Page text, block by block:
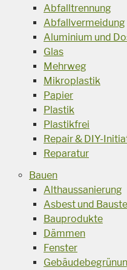
Abfalltrennung
Abfallvermeidung
Aluminium und
Glas
Mehrweg
Mikroplastik
Papier
Plastik
Plastikfrei
Repair & DIY-
Reparatur
Bauen
Althaussanierung
Asbest und
Bauprodukte
Dämmen
Fenster